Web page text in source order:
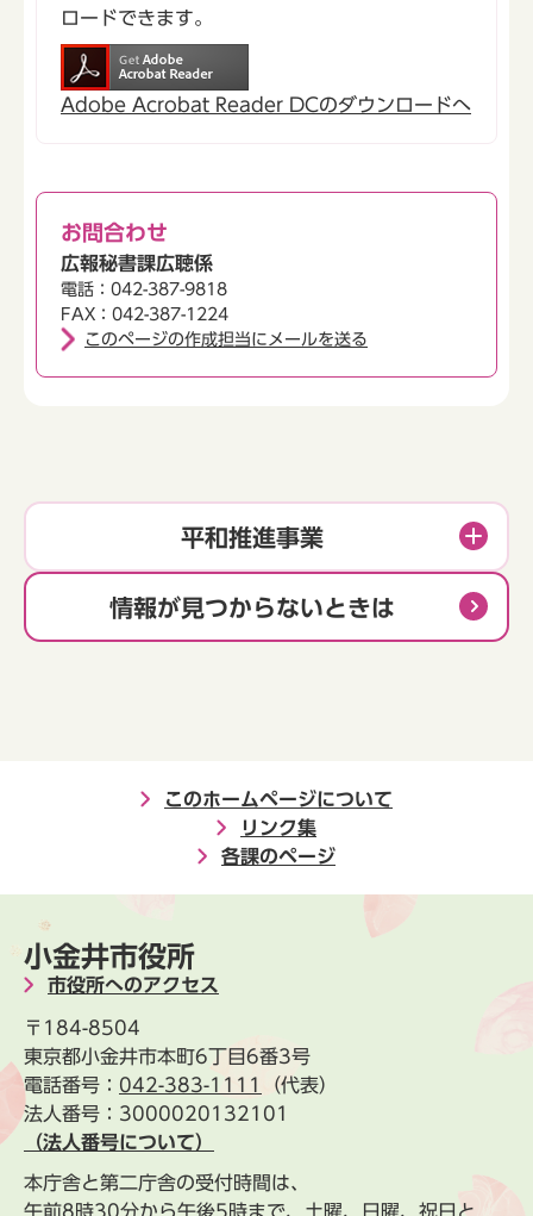
ロードできます。
Adobe Acrobat Reader DCのダウンロードへ
お問合わせ
広報秘書課広聴係
電話：042-387-9818
FAX：042-387-1224
このページの作成担当にメールを送る
平和推進事業
情報が見つからないときは
このホームページについて
リンク集
各課のページ
小金井市役所
市役所へのアクセス
〒184-8504
東京都小金井市本町6丁目6番3号
電話番号： 042-383-1111
（代表）
法人番号：3000020132101
（法人番号について）
本庁舎と第二庁舎の受付時間は、
午前8時30分から午後5時まで、土曜、日曜、祝日と